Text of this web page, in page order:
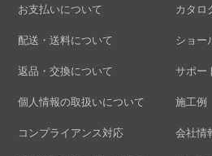
お支払いについて
配送・送料について
返品・交換について
個人情報の取扱いについて
コンプライアンス対応
カタロ
ショー
サポー
施工例
会社情